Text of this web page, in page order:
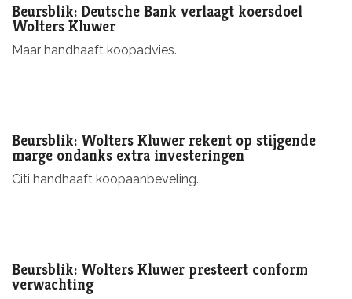
Beursblik: Deutsche Bank verlaagt koersdoel
Wolters Kluwer
Maar handhaaft koopadvies.
Beursblik: Wolters Kluwer rekent op stijgende
marge ondanks extra investeringen
Citi handhaaft koopaanbeveling.
Beursblik: Wolters Kluwer presteert conform
verwachting